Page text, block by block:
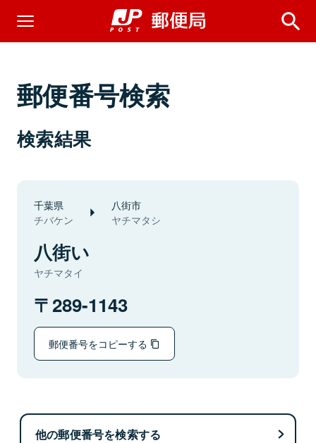
郵便番号検索
検索結果
千葉県
チバケン
八街市
ヤチマタシ
八街い
ヤチマタイ
289-1143
郵便番号をコピーする
他の郵便番号を検索する